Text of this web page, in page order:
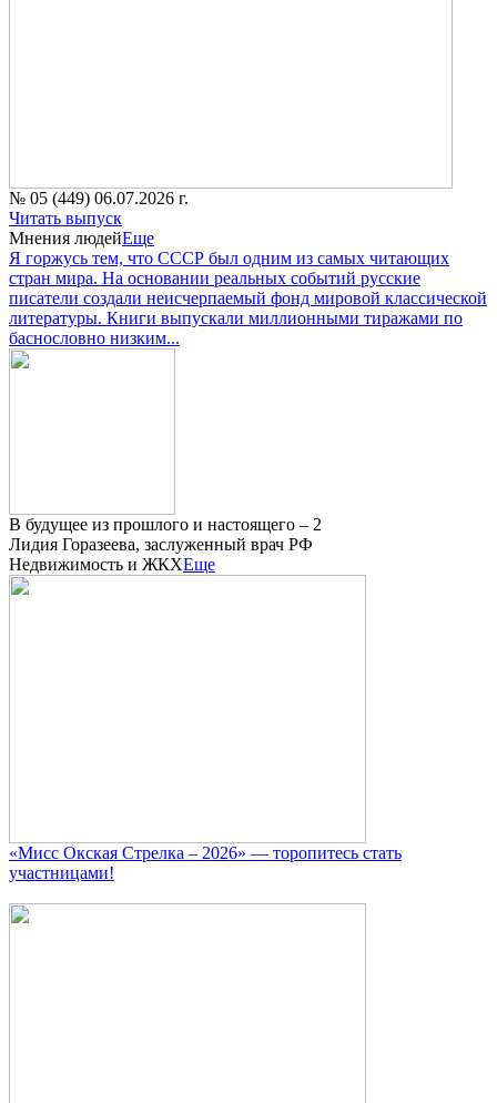
№ 05 (449) 06.07.2026 г.
Читать выпуск
Мнения людейЕще
Я горжусь тем, что СССР был одним из самых читающих
стран мира. На основании реальных событий русские
писатели создали неисчерпаемый фонд мировой классической
литературы. Книги выпускали миллионными тиражами по
баснословно низким...
В будущее из прошлого и настоящего – 2
Лидия Горазеева, заслуженный врач РФ
Недвижимость и ЖКХЕще
«Мисс Окская Стрелка – 2026» — торопитесь стать
участницами!